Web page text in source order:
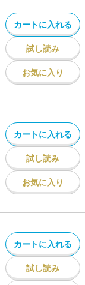
カートに入れる
試し読み
お気に入り
カートに入れる
試し読み
お気に入り
カートに入れる
試し読み